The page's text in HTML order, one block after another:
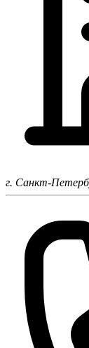
г. Санкт-